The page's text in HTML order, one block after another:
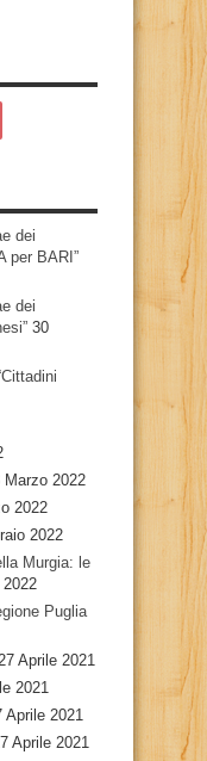
dei
per BARI”
dei
30
Marzo 2022
2022
2022
Murgia: le
2022
Puglia
Aprile 2021
2021
Aprile 2021
Aprile 2021